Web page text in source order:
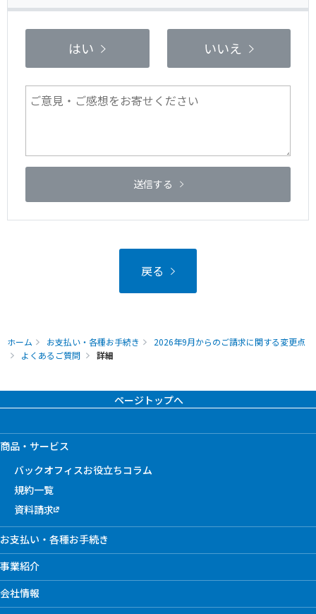
はい いいえ
送信する
戻る
ホーム お支払い・各種お手続き
2026年9月からのご請求に関する変更点
よくあるご質問
詳細
ページトップへ
商品・サービス
バックオフィスお役立ちコラム
規約一覧
資料請求
お支払い・各種お手続き
事業紹介
会社情報